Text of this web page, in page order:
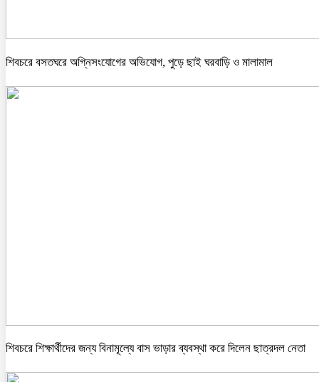
শিবচরে বসতঘরে অগ্নিসংযোগের অভিযোগ, পুড়ে ছাই ঘরবাড়ি ও মালামাল
শিবচরে শিক্ষার্থীদের জন্য বিনামূল্যে বাস ভাড়ার ব্যবস্থা করে দিলেন ছাত্রদল নেতা